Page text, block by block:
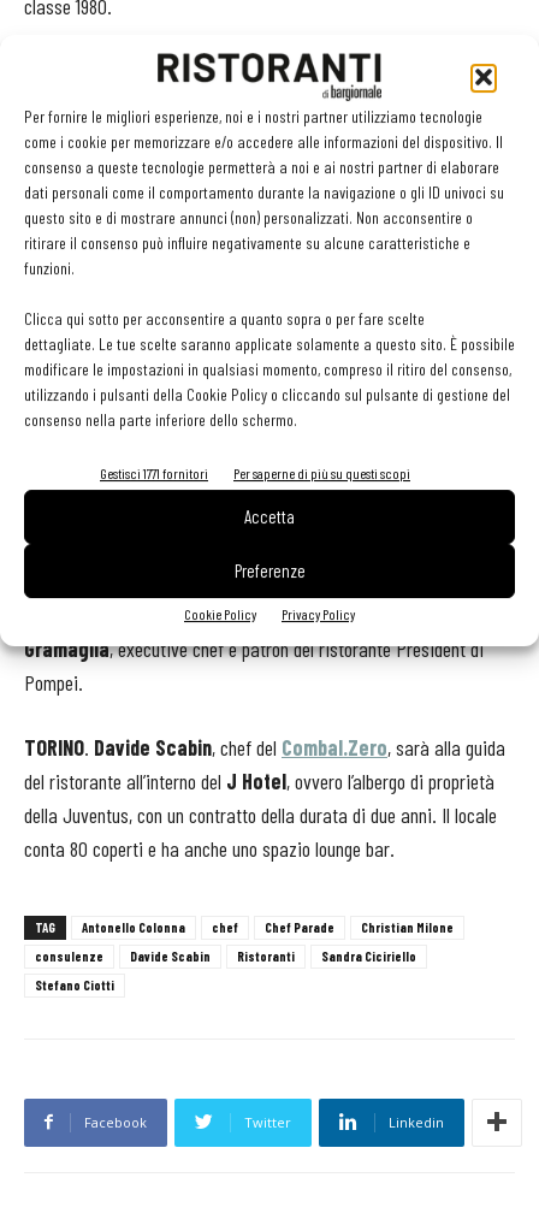
Per fornire le migliori esperienze, noi e i nostri partner utilizziamo tecnologie
come i cookie per memorizzare e/o accedere alle informazioni del dispositivo. Il
consenso a queste tecnologie permetterà a noi e ai nostri partner di elaborare
dati personali come il comportamento durante la navigazione o gli ID univoci su
questo sito e di mostrare annunci (non) personalizzati. Non acconsentire o
ritirare il consenso può influire negativamente su alcune caratteristiche e
funzioni.
Clicca qui sotto per acconsentire a quanto sopra o per fare scelte
dettagliate. Le tue scelte saranno applicate solamente a questo sito. È possibile
modificare le impostazioni in qualsiasi momento, compreso il ritiro del consenso,
utilizzando i pulsanti della Cookie Policy o cliccando sul pulsante di gestione del
consenso nella parte inferiore dello schermo.
Gestisci 1771 fornitori Per saperne di più su questi scopi
Accetta
Preferenze
Cookie Policy Privacy Policy
classe 1980.
. Incerto il destino dellaTrattoria Trombetta
in zona
Porta Venezia. Lo chef Giancarlo Morelli ha comunicato
ufficialmente di non esserne più il proprietario e pare che il format
cambierà completamente.
LE CONSULENZE D’AUTORE
MILANO
Mucho, amplia la sua offerta e inaugura, verso piazza Alvar Aalto,
Tacos BM. La taqueria sarà dedicata all’amato street food del
Messico e ai drink, periodicamente uno chef firmerà un taco limited
edition. Il primo è statoCesare Battisti
. Ha appena aperto nella città siciliana il
Sasha
messinese, sito a qualche passo dalla centrale piazza Cairoli,
punta sull’eleganza e può contare sulla consulenza di
Gramaglia, executive chef e patron del ristorante President di
Pompei.
TORINO. Davide Scabin, chef del Combal.Zero, sarà alla guida
del ristorante all’interno del J Hotel, ovvero l’albergo di proprietà
della Juventus, con un contratto della durata di due anni. Il locale
conta 80 coperti e ha anche uno spazio lounge bar.
TAG Antonello Colonna chef Chef Parade
Christian Milone
consulenze
Davide Scabin Ristoranti
Sandra Ciciriello
Stefano Ciotti
Facebook Twitter Linkedin